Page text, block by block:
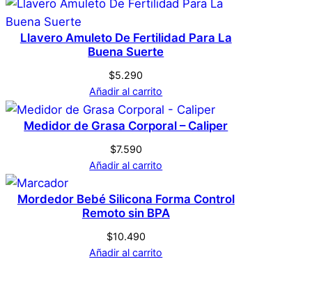
Llavero Amuleto De Fertilidad Para La
Buena Suerte
$5.290
Añadir al carrito
Medidor de Grasa Corporal – Caliper
$7.590
Añadir al carrito
Mordedor Bebé Silicona Forma Control
Remoto sin BPA
$10.490
Añadir al carrito